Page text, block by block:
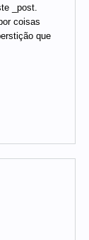
_post.
coisas
que